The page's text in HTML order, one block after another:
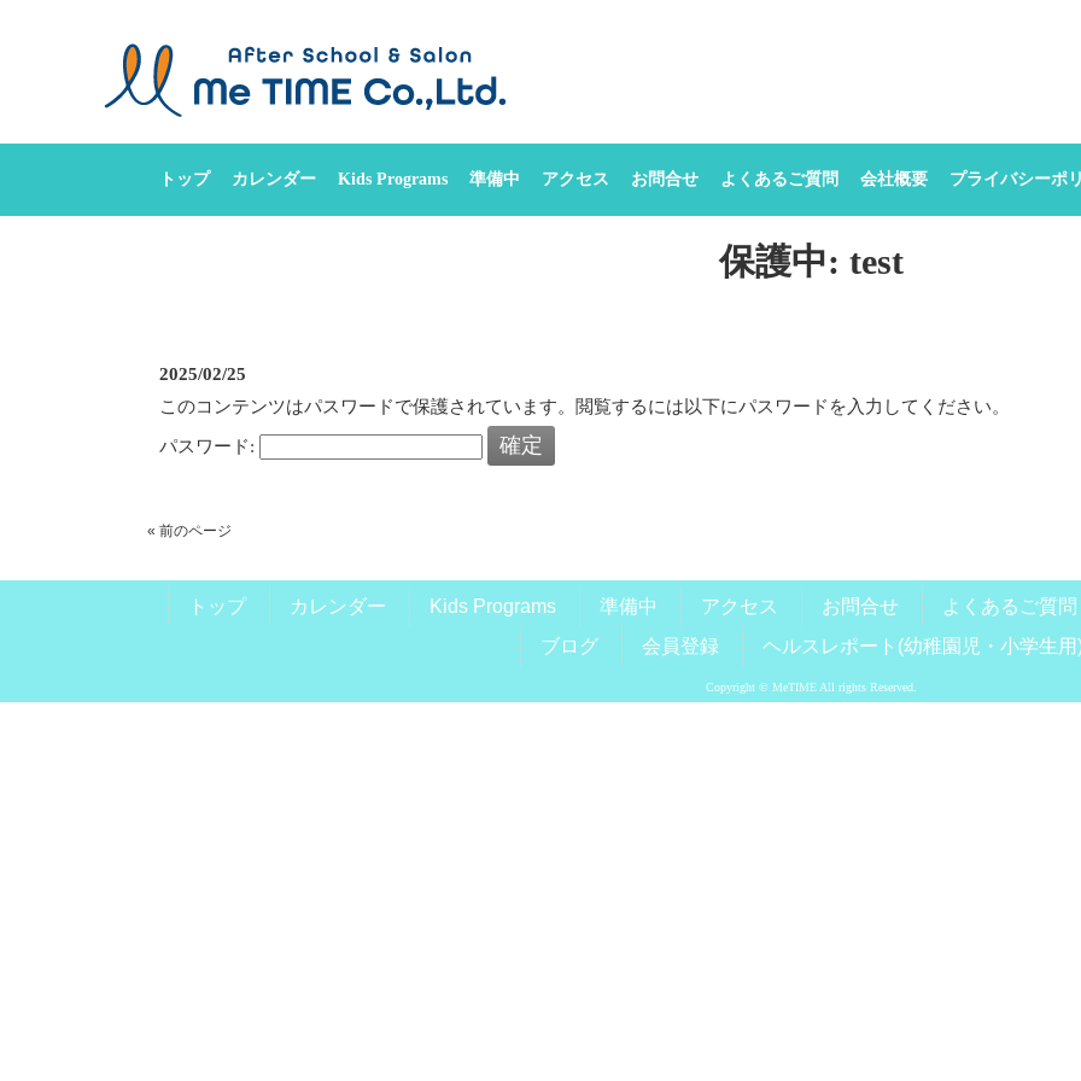
トップ カレンダー Kids Programs 準備中 アクセス お問合せ よくあるご質問 会社概要 プライバシーポ
保護中: test
2025/02/25
このコンテンツはパスワードで保護されています。閲覧するには以下にパスワードを入力してください。
パスワード:
« 前のページ
トップ カレンダー Kids Programs 準備中 アクセス お問合せ よくあるご質問
ブログ
会員登録 ヘルスレポート(幼稚園児・小学生用
Copyright © MeTIME All rights Reserved.